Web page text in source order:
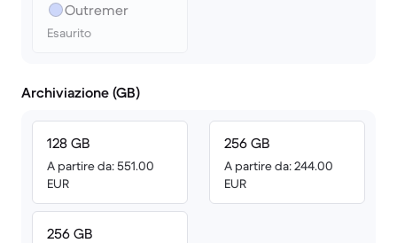
Outremer
Esaurito
Archiviazione (GB)
128 GB
A partire da: 551.00
EUR
256 GB
256 GB
A partire da: 244.00
EUR